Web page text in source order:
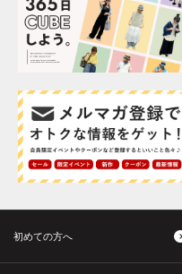
初めての方へ